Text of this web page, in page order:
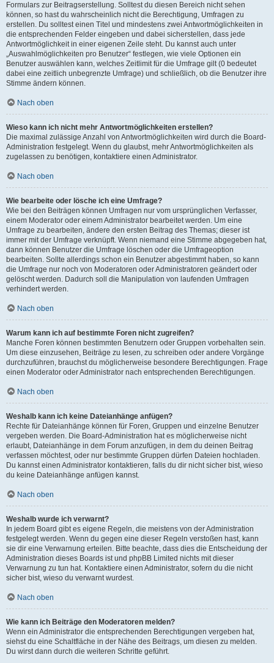
Formulars zur Beitragserstellung. Solltest du diesen Bereich nicht sehen
können, so hast du wahrscheinlich nicht die Berechtigung, Umfragen zu
erstellen. Du solltest einen Titel und mindestens zwei Antwortmöglichkeiten in
die entsprechenden Felder eingeben und dabei sicherstellen, dass jede
Antwortmöglichkeit in einer eigenen Zeile steht. Du kannst auch unter
„Auswahlmöglichkeiten pro Benutzer“ festlegen, wie viele Optionen ein
Benutzer auswählen kann, welches Zeitlimit für die Umfrage gilt (0 bedeutet
dabei eine zeitlich unbegrenzte Umfrage) und schließlich, ob die Benutzer ihre
Stimme ändern können.
Nach oben
Wieso kann ich nicht mehr Antwortmöglichkeiten erstellen?
Die maximal zulässige Anzahl von Antwortmöglichkeiten wird durch die Board-
Administration festgelegt. Wenn du glaubst, mehr Antwortmöglichkeiten als
zugelassen zu benötigen, kontaktiere einen Administrator.
Nach oben
Wie bearbeite oder lösche ich eine Umfrage?
Wie bei den Beiträgen können Umfragen nur vom ursprünglichen Verfasser,
einem Moderator oder einem Administrator bearbeitet werden. Um eine
Umfrage zu bearbeiten, ändere den ersten Beitrag des Themas; dieser ist
immer mit der Umfrage verknüpft. Wenn niemand eine Stimme abgegeben hat,
dann können Benutzer die Umfrage löschen oder die Umfrageoption
bearbeiten. Sollte allerdings schon ein Benutzer abgestimmt haben, so kann
die Umfrage nur noch von Moderatoren oder Administratoren geändert oder
gelöscht werden. Dadurch soll die Manipulation von laufenden Umfragen
verhindert werden.
Nach oben
Warum kann ich auf bestimmte Foren nicht zugreifen?
Manche Foren können bestimmten Benutzern oder Gruppen vorbehalten sein.
Um diese einzusehen, Beiträge zu lesen, zu schreiben oder andere Vorgänge
durchzuführen, brauchst du möglicherweise besondere Berechtigungen. Frage
einen Moderator oder Administrator nach entsprechenden Berechtigungen.
Nach oben
Weshalb kann ich keine Dateianhänge anfügen?
Rechte für Dateianhänge können für Foren, Gruppen und einzelne Benutzer
vergeben werden. Die Board-Administration hat es möglicherweise nicht
erlaubt, Dateianhänge in dem Forum anzufügen, in dem du deinen Beitrag
verfassen möchtest, oder nur bestimmte Gruppen dürfen Dateien hochladen.
Du kannst einen Administrator kontaktieren, falls du dir nicht sicher bist, wieso
du keine Dateianhänge anfügen kannst.
Nach oben
Weshalb wurde ich verwarnt?
In jedem Board gibt es eigene Regeln, die meistens von der Administration
festgelegt werden. Wenn du gegen eine dieser Regeln verstoßen hast, kann
sie dir eine Verwarnung erteilen. Bitte beachte, dass dies die Entscheidung der
Administration dieses Boards ist und phpBB Limited nichts mit dieser
Verwarnung zu tun hat. Kontaktiere einen Administrator, sofern du die nicht
sicher bist, wieso du verwarnt wurdest.
Nach oben
Wie kann ich Beiträge den Moderatoren melden?
Wenn ein Administrator die entsprechenden Berechtigungen vergeben hat,
siehst du eine Schaltfläche in der Nähe des Beitrags, um diesen zu melden.
Du wirst dann durch die weiteren Schritte geführt.